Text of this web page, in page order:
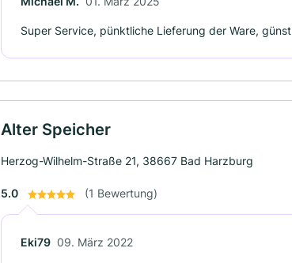
Super Service, pünktliche Lieferung der Ware,
Alter Speicher
Herzog-Wilhelm-Straße 21, 38667 Bad Harzburg
5.0 (1 Bewertung)
Eki79 09. März 2022